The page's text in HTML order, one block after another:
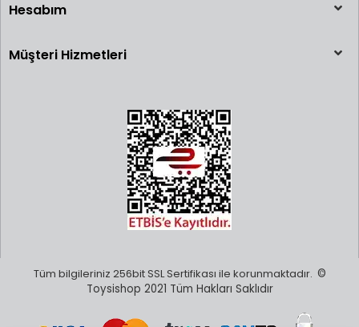
Hesabım
Müşteri Hizmetleri
Tüm bilgileriniz 256bit SSL Sertifikası ile korunmaktadır. ©
Toysishop 2021 Tüm Hakları Saklıdır